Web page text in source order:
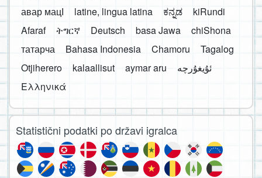
авар мацӀ
latine, lingua latina ಕನ್ನಡ
kiRundi
Afaraf
ትግርኛ Deutsch basa Jawa
chiShona
татарча
Bahasa Indonesia Chamoru
Tagalog
Otjiherero
kalaallisut aymar aru
Ελληνικά
Statistični podatki po državi igralca